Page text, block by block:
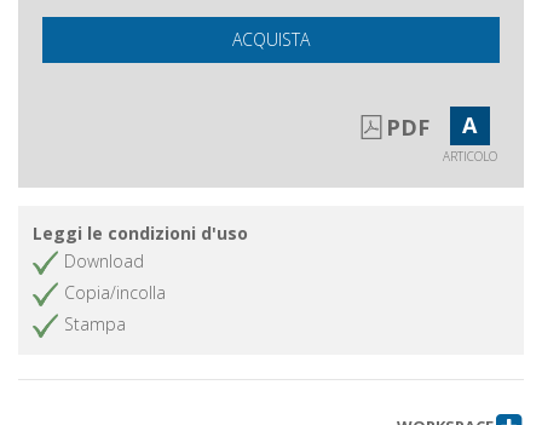
ACQUISTA
PDF A
ARTICOLO
Leggi le condizioni d'uso
Download
Copia/incolla
Stampa